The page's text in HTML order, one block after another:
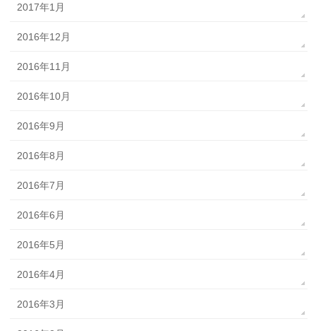
2017年1月
2016年12月
2016年11月
2016年10月
2016年9月
2016年8月
2016年7月
2016年6月
2016年5月
2016年4月
2016年3月